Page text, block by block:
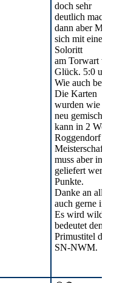
doch sehr
deutlich macht
dann aber
sich mit einem
Soloritt
am Torwart
Glück. 5:0 und
Wie auch
Die Karten
wurden wie
neu gemischt
kann in 2
Roggendorf die
Meisterschaft
muss aber in
geliefert
Punkte.
Danke an alle
auch gerne im
Es wird wild.
bedeutet den
Primustitel der
SN-NWM.